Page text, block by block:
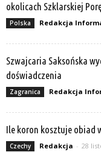
okolicach Szklarskiej
Polska Redakcja
Szwajcaria Saksońska
doświadczenia
Zagranica Redakcja
Ile koron kosztuje obiad
Czechy Redakcja - 28